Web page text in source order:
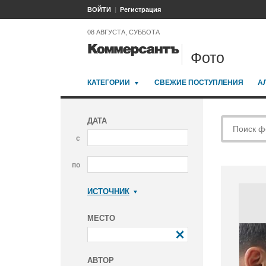
ВОЙТИ Регистрация
08 АВГУСТА, СУББОТА
Фото
КАТЕГОРИИ СВЕЖИЕ ПОСТУПЛЕНИЯ
ДАТА
с
по
ИСТОЧНИК
МЕСТО
АВТОР